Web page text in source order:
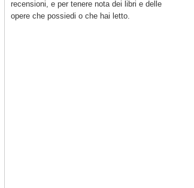
recensioni, e per tenere nota dei libri e delle
opere che possiedi o che hai letto.